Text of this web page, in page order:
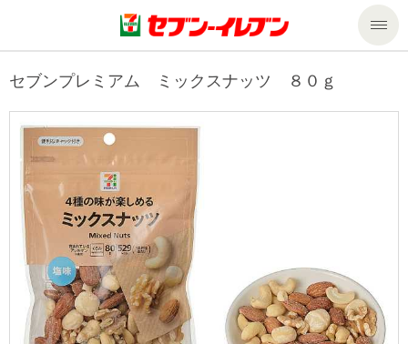
商品のご案内
商品のご案内トップ
今週の新商品
来週の新商品
商品カテゴリ一覧
セブンプレミアム
セール・キャンペーン
サービス
サービストップ
nanacoトップ
マルチコピー機でできること
企業情報
企業情報トップ
ニュースリリース
私たちの取組み
サステナビリティ
セブンプレミアム ミックスナッツ ８０ｇ